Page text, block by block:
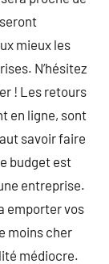
mieux les
N’hésitez
! Les retours
en ligne, sont
savoir faire
budget est
entreprise.
emporter vos
moins cher
médiocre.